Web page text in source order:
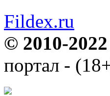
Fildex.ru
© 2010-2022
портал -